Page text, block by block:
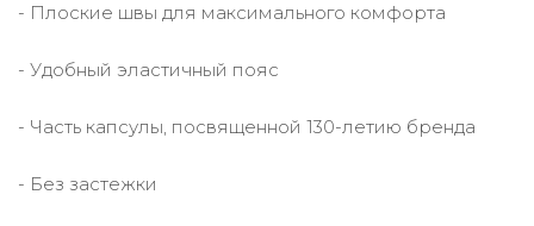
- Плоские швы для максимального комфорта
- Удобный эластичный пояс
- Часть капсулы, посвященной 130-летию бренда
- Без застежки